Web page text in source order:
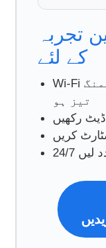
تجربہ
کے لئے
Wi-Fi استعمال کریں تاکہ اسٹریمنگ
تیز ہو
رکھیں
کریں
لیں